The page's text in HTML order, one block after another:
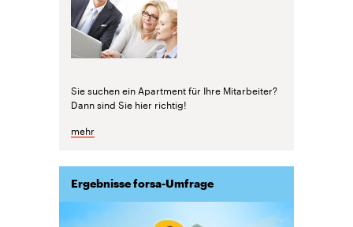
Sie suchen ein Apartment für Ihre Mitarbeiter?
Dann sind Sie hier richtig!
mehr
Ergebnisse forsa-Umfrage